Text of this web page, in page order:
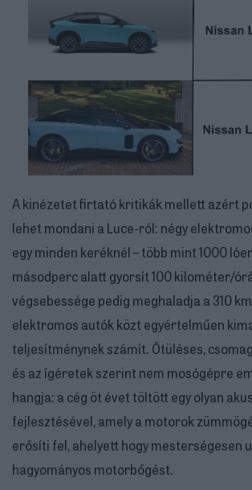
A kinézetet firtató kritikák mellett azért
lehet mondani a Luce-ról: négy
egy minden keréknél – több mint 1000
másodperc alatt gyorsít 100 kilométer/
végsebessége pedig meghaladja a 310
elektromos autók közt egyértelműen
teljesítménynek számít. Ötüléses,
és az ígéretek szerint nem mosógépre
hangja: a cég öt évet töltött egy olyan
fejlesztésével, amely a motorok
erősíti fel, ahelyett hogy mesterségesen
hagyományos motorbőgést.